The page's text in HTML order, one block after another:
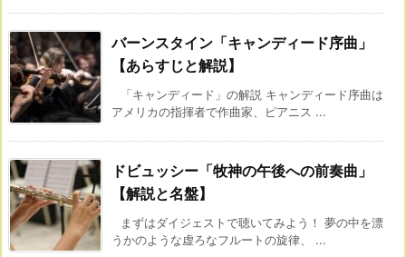
バーンスタイン「キャンディード序曲」
【あらすじと解説】
「キャンディード」の解説 キャンディード序曲は
アメリカの指揮者で作曲家、ピアニス ...
ドビュッシー「牧神の午後への前奏曲」
【解説と名盤】
まずはダイジェストで聴いてみよう！ 夢の中を漂
うかのような虚ろなフルートの旋律、 ...